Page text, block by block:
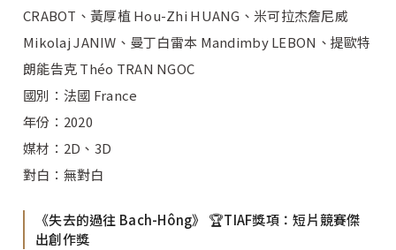
CRABOT、黃厚植 Hou-Zhi HUANG、米可拉杰詹尼威
Mikolaj JANIW、曼丁白雷本 Mandimby LEBON、提歐特
朗能告克 Théo TRAN NGOC
國別：法國 France
年份：2020
媒材：2D、3D
對白：無對白
《失去的過往 Bach-Hông》 🏆TIAF獎項：短片競賽傑
出創作獎